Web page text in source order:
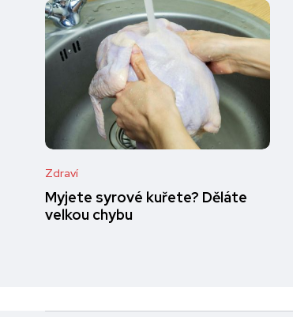
Zdraví
Myjete syrové kuřete? Děláte
velkou chybu